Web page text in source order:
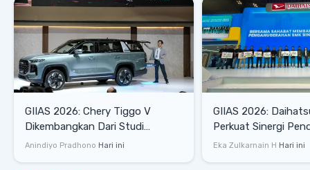
GIIAS 2026: Chery Tiggo V
Dikembangkan Dari Studi
Komprehensif di Indonesia
Anindiyo Pradhono Hari ini
GIIAS 2026:
Perkuat Sinergi
Industri Otomotif
Eka Zulkarnain H Hari ini